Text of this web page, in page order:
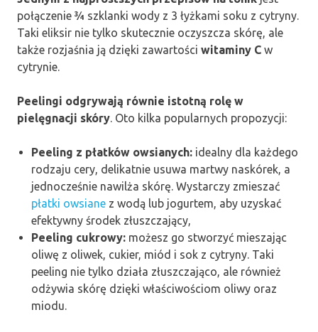
połączenie ¾ szklanki wody z 3 łyżkami soku z cytryny.
Taki eliksir nie tylko skutecznie oczyszcza skórę, ale
także rozjaśnia ją dzięki zawartości witaminy C w
cytrynie.
Peelingi odgrywają równie istotną rolę w
pielęgnacji skóry . Oto kilka popularnych propozycji:
Peeling z płatków owsianych: idealny dla każdego
rodzaju cery, delikatnie usuwa martwy naskórek, a
jednocześnie nawilża skórę. Wystarczy zmieszać
płatki owsiane z wodą lub jogurtem, aby uzyskać
efektywny środek złuszczający,
Peeling cukrowy: możesz go stworzyć mieszając
oliwę z oliwek, cukier, miód i sok z cytryny. Taki
peeling nie tylko działa złuszczająco, ale również
odżywia skórę dzięki właściwościom oliwy oraz
miodu.